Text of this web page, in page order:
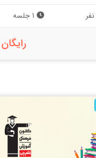
1 جلسه
رایگان